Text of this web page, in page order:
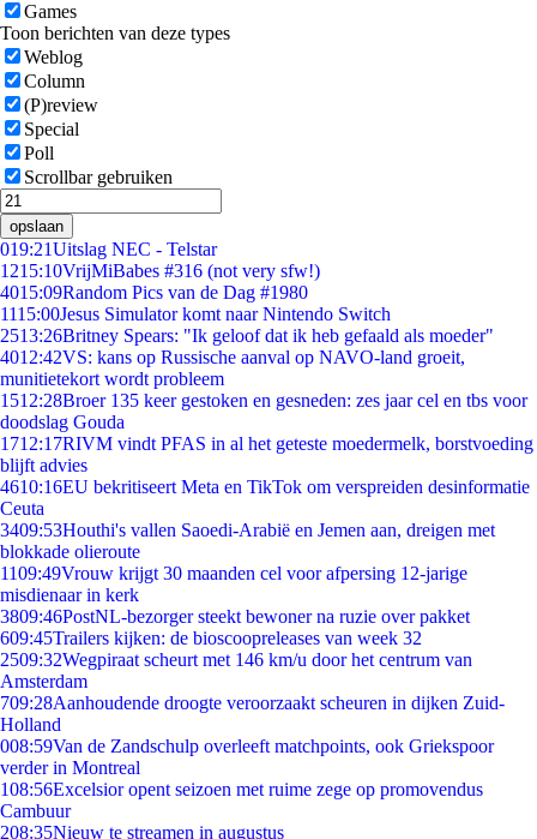
Games
Toon berichten van deze types
Weblog
Column
(P)review
Special
Poll
Scrollbar gebruiken
opslaan
019:21Uitslag NEC - Telstar
1215:10VrijMiBabes #316 (not very sfw!)
4015:09Random Pics van de Dag #1980
1115:00Jesus Simulator komt naar Nintendo Switch
2513:26Britney Spears: "Ik geloof dat ik heb gefaald als moeder"
4012:42VS: kans op Russische aanval op NAVO-land groeit,
munitietekort wordt probleem
1512:28Broer 135 keer gestoken en gesneden: zes jaar cel en tbs voor
doodslag Gouda
1712:17RIVM vindt PFAS in al het geteste moedermelk, borstvoeding
blijft advies
4610:16EU bekritiseert Meta en TikTok om verspreiden desinformatie
Ceuta
3409:53Houthi's vallen Saoedi-Arabië en Jemen aan, dreigen met
blokkade olieroute
1109:49Vrouw krijgt 30 maanden cel voor afpersing 12-jarige
misdienaar in kerk
3809:46PostNL-bezorger steekt bewoner na ruzie over pakket
609:45Trailers kijken: de bioscoopreleases van week 32
2509:32Wegpiraat scheurt met 146 km/u door het centrum van
Amsterdam
709:28Aanhoudende droogte veroorzaakt scheuren in dijken Zuid-
Holland
008:59Van de Zandschulp overleeft matchpoints, ook Griekspoor
verder in Montreal
108:56Excelsior opent seizoen met ruime zege op promovendus
Cambuur
208:35Nieuw te streamen in augustus